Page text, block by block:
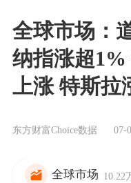
全球市场：
纳指涨超
上涨 特斯拉
东方财富Choice数据 07-
全球市场 10.22